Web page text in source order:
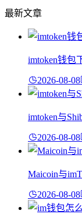
最新文章
imtoken钱包
2026-08-08
imtoken与
2026-08-08
Maicoin与
2026-08-08